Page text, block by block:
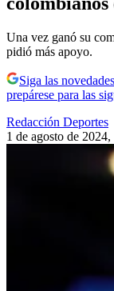
Una vez ganó su
pidió más apoyo.
Siga las
prepárese para las
Redacción Deportes
1 de agosto de